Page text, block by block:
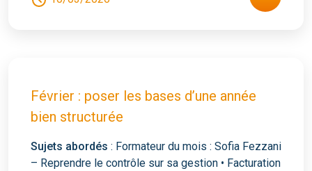
Février : poser les bases d’une année
bien structurée
Sujets abordés : Formateur du mois : Sofia Fezzani
– Reprendre le contrôle sur sa gestion • Facturation